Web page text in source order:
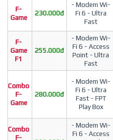
F-
Game
230.000đ
- Modem Wi-
Fi 6 - Ultra
Fast
F-
Game
F1
255.000đ
- Modem Wi-
Fi 6 - Access
Point - Ultra
Fast
Combo
F-
Game
280.000đ
- Modem Wi-
Fi 6 - Ultra
Fast - FPT
Play Box
Combo
F-
- Modem Wi-
Fi 6 - Access